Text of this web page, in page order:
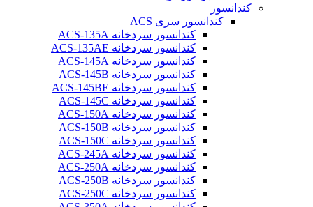
کندانسور
کندانسور سری ACS
کندانسور سردخانه ACS-135A
کندانسور سردخانه ACS-135AE
کندانسور سردخانه ACS-145A
کندانسور سردخانه ACS-145B
کندانسور سردخانه ACS-145BE
کندانسور سردخانه ACS-145C
کندانسور سردخانه ACS-150A
کندانسور سردخانه ACS-150B
کندانسور سردخانه ACS-150C
کندانسور سردخانه ACS-245A
کندانسور سردخانه ACS-250A
کندانسور سردخانه ACS-250B
کندانسور سردخانه ACS-250C